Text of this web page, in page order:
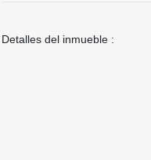
Detalles del inmueble :